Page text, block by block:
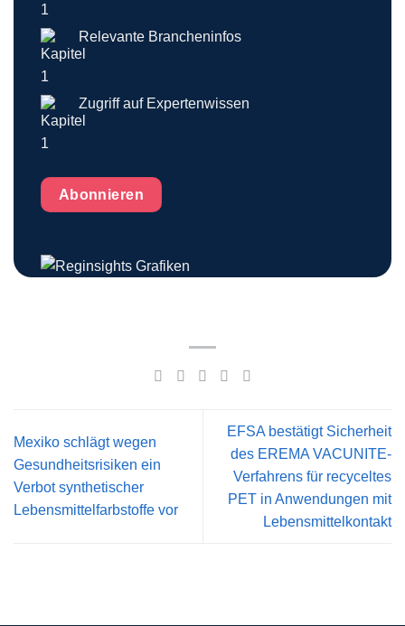
Relevante Brancheninfos
Zugriff auf Expertenwissen
Abonnieren
Mexiko schlägt wegen
Gesundheitsrisiken ein
Verbot synthetischer
Lebensmittelfarbstoffe vor
EFSA bestätigt Sicherheit
des EREMA VACUNITE-
Verfahrens für recyceltes
PET in Anwendungen mit
Lebensmittelkontakt